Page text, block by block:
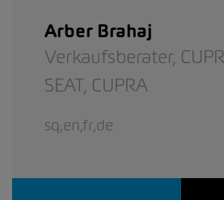
Arber Brahaj
Verkaufsberater,
SEAT, CUPRA
sq,en,fr,de